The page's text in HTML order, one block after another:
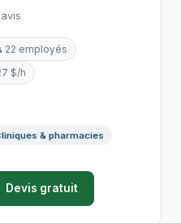
22 employés
$/h
& pharmacies
Devis gratuit